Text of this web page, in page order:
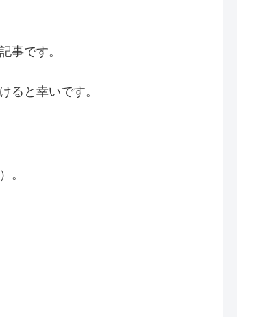
事です。
ると幸いです。
。